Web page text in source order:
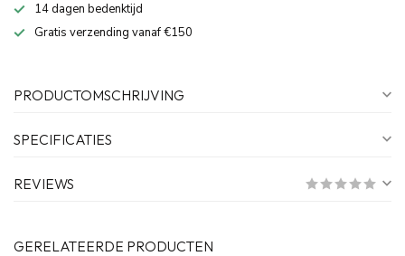
14 dagen bedenktijd
Gratis verzending vanaf €150
PRODUCTOMSCHRIJVING
SPECIFICATIES
REVIEWS
GERELATEERDE PRODUCTEN